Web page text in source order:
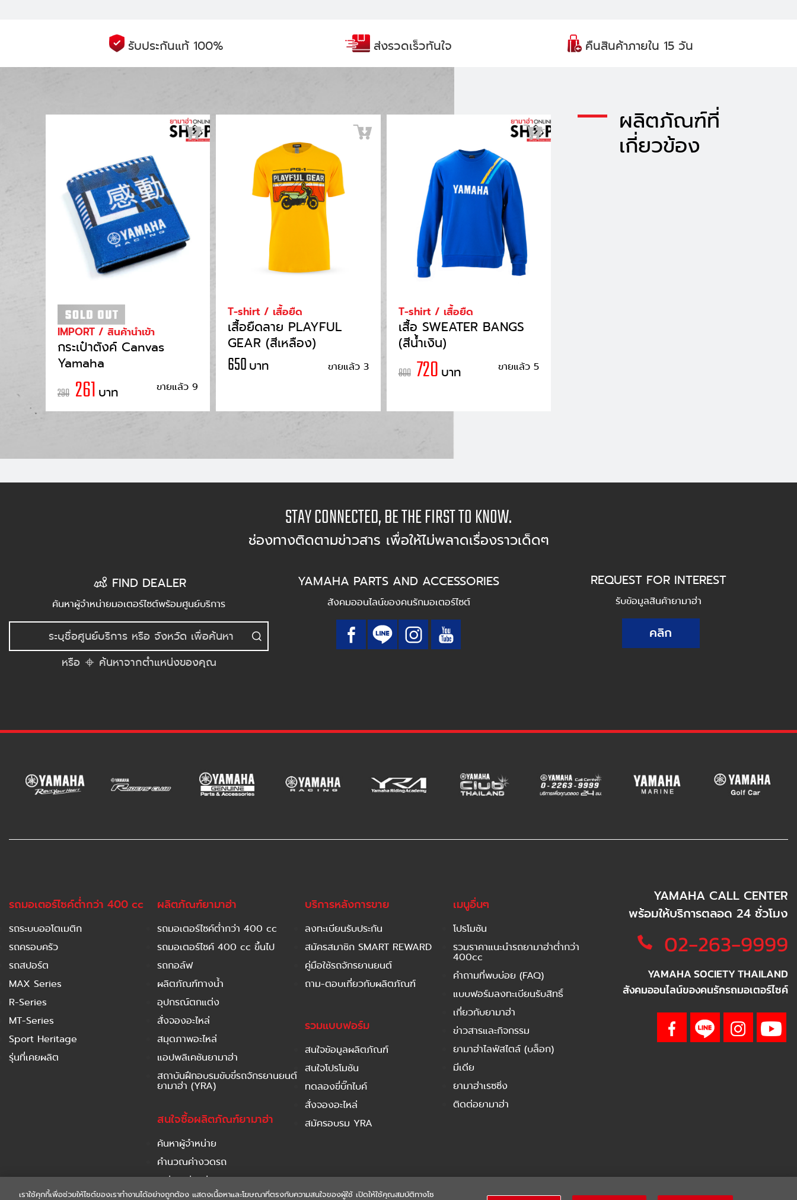
รับประกันแท้ 100% ส่งรวดเร็วทันใจ คืนสินค้าภายใน 15 วัน
ผลิตภัณฑ์ที่
เกี่ยวข้อง
IMPORT / สินค้านำเข้า
กระเป๋าตังค์ Canvas
Yamaha
290 261 บาท ขายแล้ว 9
T-shirt / เสื้อยืด
เสื้อยืดลาย PLAYFUL
GEAR (สีเหลือง)
650 บาท ขายแล้ว 3
T-shirt / เสื้อยืด
เสื้อ SWEATER BANGS
(สีน้ำเงิน)
800 720 บาท ขายแล้ว 5
STAY CONNECTED, BE THE FIRST TO KNOW.
ช่องทางติดตามข่าวสาร เพื่อให้ไม่พลาดเรื่องราวเด็ดๆ
FIND DEALER
ค้นหาผู้จำหน่ายมอเตอร์ไซต์พร้อมศูนย์บริการ
หรือ ค้นหาจากตำแหน่งของคุณ
REQUEST FOR INTEREST
รับข้อมูลสินค้ายามาฮ่า
คลิก
YAMAHA PARTS AND ACCESSORIES
สังคมออนไลน์ของคนรักมอเตอร์ไซต์
รถมอเตอร์ไซค์ต่ำกว่า 400 cc
รถระบบออโตเมติก
รถครอบครัว
รถสปอร์ต
MAX Series
R-Series
MT-Series
Sport Heritage
รุ่นที่เคยผลิต
ผลิตภัณฑ์ยามาฮ่า
รถมอเตอร์ไซค์ต่ำกว่า 400 cc
รถมอเตอร์ไซค์ 400 cc ขึ้นไป
รถกอล์ฟ
ผลิตภัณฑ์ทางน้ำ
อุปกรณ์ตกแต่ง
สั่งจองอะไหล่
สมุดภาพอะไหล่
แอปพลิเคชันยามาฮ่า
สถาบันฝึกอบรมขับขี่รถจักรยานยนต์
ยามาฮ่า (YRA)
สนใจซื้อผลิตภัณฑ์ยามาฮ่า
ค้นหาผู้จำหน่าย
คำนวณค่างวดรถ
เปรียบเทียบรุ่นรถ
บริการหลังการขาย
ลงทะเบียนรับประกัน
สมัครสมาชิก SMART REWARD
คู่มือใช้รถจักรยานยนต์
ถาม-ตอบเกี่ยวกับผลิตภัณฑ์
รวมแบบฟอร์ม
สนใจข้อมูลผลิตภัณฑ์
สนใจโปรโมชัน
ทดลองขี่บิ๊กไบค์
สั่งจองอะไหล่
สมัครอบรม YRA
เมนูอื่นๆ
โปรโมชัน
รวมราคาแนะนำรถยามาฮ่าต่ำกว่า
400cc
คำถามที่พบบ่อย (FAQ)
แบบฟอร์มลงทะเบียนรับสิทธิ์
เกี่ยวกับยามาฮ่า
ข่าวสารและกิจกรรม
ยามาฮ่าไลฟ์สไตล์ (บล็อก)
มีเดีย
ยามาฮ่าเรซซิ่ง
ติดต่อยามาฮ่า
YAMAHA CALL CENTER
พร้อมให้บริการตลอด 24 ชั่วโมง
02-263-9999
YAMAHA SOCIETY THAILAND
สังคมออนไลน์ของคนรักรถมอเตอร์ไซค์
เราใช้คุกกี้เพื่อช่วยให้ไซต์ของเราทำงานได้อย่างถูกต้อง แสดงเนื้อหาและโฆษณาที่ตรงกับความสนใจของผู้ใช้ เปิดให้ใช้คุณสมบัติทางโซ